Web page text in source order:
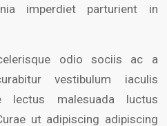
imperdiet parturient in
odio sociis ac a
vestibulum iaculis
lectus malesuada luctus
ut adipiscing adipiscing